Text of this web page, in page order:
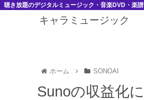
聴き放題のデジタルミュージック・音楽DVD・楽
キャラミュージック
ホーム SONOAI
Sunoの収益化